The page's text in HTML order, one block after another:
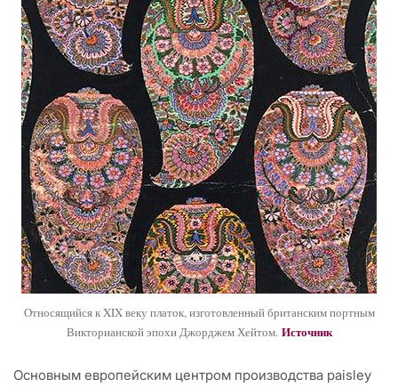
Относящийся к XIX веку платок, изготовленный британским портным
Викторианской эпохи Джорджем Хейтом. Источник
Основным европейским центром производства paisley